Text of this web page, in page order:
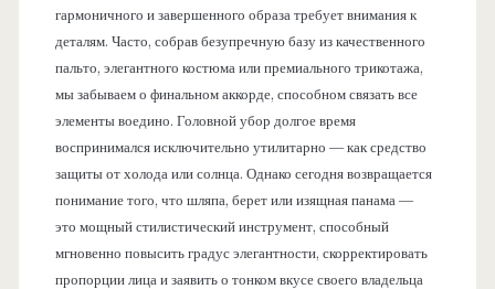
гармоничного и завершенного образа требует внимания к
деталям. Часто, собрав безупречную базу из качественного
пальто, элегантного костюма или премиального трикотажа,
мы забываем о финальном аккорде, способном связать все
элементы воедино. Головной убор долгое время
воспринимался исключительно утилитарно — как средство
защиты от холода или солнца. Однако сегодня возвращается
понимание того, что шляпа, берет или изящная панама —
это мощный стилистический инструмент, способный
мгновенно повысить градус элегантности, скорректировать
пропорции лица и заявить о тонком вкусе своего владельца